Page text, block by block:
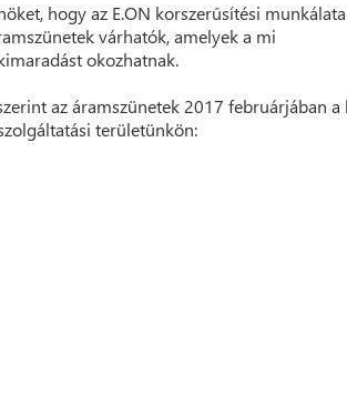
hogy az E.ON korszerűsítési
várhatók, amelyek a mi
okozhatnak.
az áramszünetek 2017 februárjában a
területünkön: